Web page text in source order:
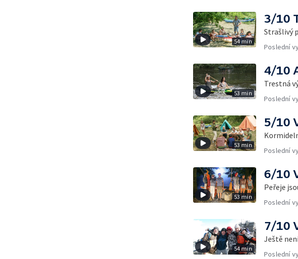
54 min
3/10
Strašlivý
Poslední
53 min
4/10
Trestná
Poslední
53 min
5/10
Poslední
53 min
6/10
Peřeje
Poslední
54 min
7/10
Ještě
Poslední